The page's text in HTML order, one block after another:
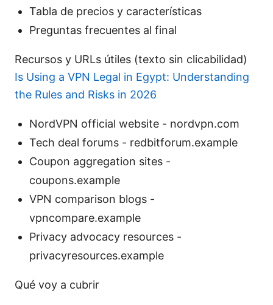
Tabla de precios y características
Preguntas frecuentes al final
Recursos y URLs útiles (texto sin clicabilidad)
Is Using a VPN Legal in Egypt: Understanding
the Rules and Risks in 2026
NordVPN official website - nordvpn.com
Tech deal forums - redbitforum.example
Coupon aggregation sites -
coupons.example
VPN comparison blogs -
vpncompare.example
Privacy advocacy resources -
privacyresources.example
Qué voy a cubrir